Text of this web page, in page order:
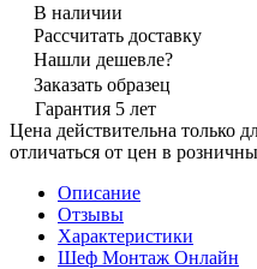
В наличии
Рассчитать доставку
Нашли дешевле?
Заказать образец
Гарантия 5 лет
Цена действительна только
отличаться от цен в
Описание
Отзывы
Характеристики
Шеф Монтаж Онлайн